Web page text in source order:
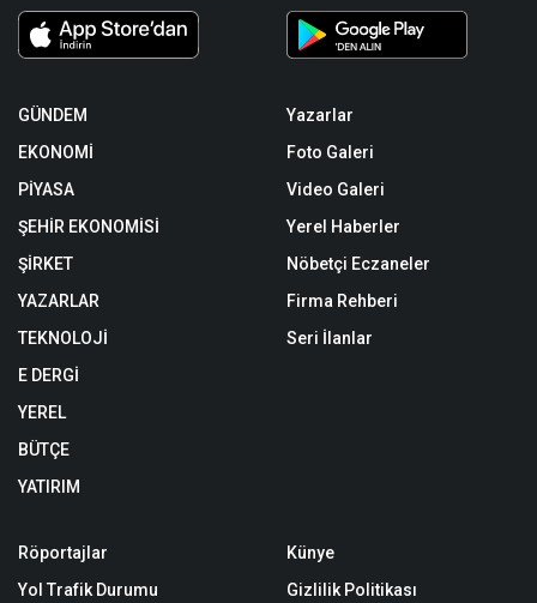
GÜNDEM
EKONOMİ
PİYASA
ŞEHİR EKONOMİSİ
ŞİRKET
YAZARLAR
TEKNOLOJİ
E DERGİ
YEREL
BÜTÇE
YATIRIM
Yazarlar
Foto Galeri
Video Galeri
Yerel Haberler
Nöbetçi Eczaneler
Firma Rehberi
Seri İlanlar
Röportajlar
Yol Trafik Durumu
Künye
Gizlilik Politikası